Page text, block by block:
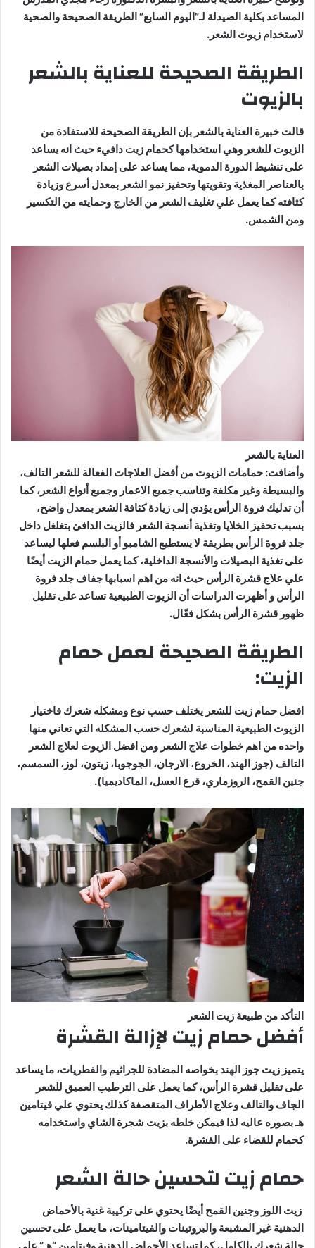
المساعد بكلية الصيدلة لـ”اليوم السابع” الطريقة الصحيحة والصحية
لاستخدام زيوت الشعر.
الطريقة الصحيحة للعناية بالشعر
بالزيوت
قالت خبيرة العناية بالشعر بإن الطريقة الصحيحة للاستفادة من
الزيوت للشعر وهي استخدامها كحمام زيت دافيء حيث انه يساعد
على تنشيط الدورة الدموية، مما يساعد على إمداد بصيلات الشعر
بالعناصر المغذية وتقويتها وتحفيز نمو الشعر بمعدل أسرع وزيادة
كثافته كما يعمل علي تغليف الشعر من الخارج وحمايته من التكسير
ومن الشمس.
العناية بالشعر
وأضافت: حمامات الزيوت من أفضل العلاجات الفعالة للشعر التالف،
والبسيطة وغير مكلفة وتناسب جميع الاعمار وجميع أنواع الشعر، كما
أن تدليك فروة الرأس يؤدي إلى زيادة كثافة الشعر بمعدل واضح،
بسبب تحفيز الخلايا وتغذية أنسجة الشعر فالزيت الدافئ بتغلغل داخل
جلد فروة الرأس بطريقة لا يستطيع الشامبو أو البلسم فعلها ليساعد
على تغذية البصيلات والأنسجة الداخلية، كما يعمل حمام الزيت أيضًا
علي علاج قشرة الرأس حيث انه من اهم اسبابها جفاف جلد فروة
الرأس و أظهرت الدراسات أن الزيوت الطبيعية تساعد على تقليل
ظهور قشرة الرأس بشكل فعّال.
الطريقة الصحيحة لعمل حمام
الزيت:
افضل حمام زيت للشعر يختلف حسب نوع ومشكله شعرك فاختيار
الزيوت الطبيعية المناسبة لشعرك حسب المشكله التي تعاني منها
واحده من اهم خطوات علاج الشعر ومن افضل الزيوت لعلاج الشعر
التالف (جوز الهند، الخروع، الارجان، الجوجوبا، زيتون، لوز، السمسم،
جنين القمح، الروزماري، قرع العسل، الماكاديميا).
التأكد من طبيعة زيت الشعر
أفضل حمام زيت لإزالة القشرة
يتميز زيت جوز الهند بخواصه المضادة للجراثيم والفطريات، ما يساعد
على تقليل قشرة الرأس، كما يعمل على الترطيب العميق للشعر
الجاف والتالف وعلاج الأطراف المتقصفة كذلك يحتوي علي فيتامين
هـ بصوره عاليه لذا فيمكن خلطه بزيت شجرة الشاي واستخدامه
كحمام للقضاء على القشرة.
حمام زيت لتحسين حالة الشعر
زيت اللوز وجنين القمح أيضًا يحتوي على تركيبة غنية بالأحماض
الدهنية غير المشبعة والبروتينات والفيتامينات، ما يعمل على تحسين